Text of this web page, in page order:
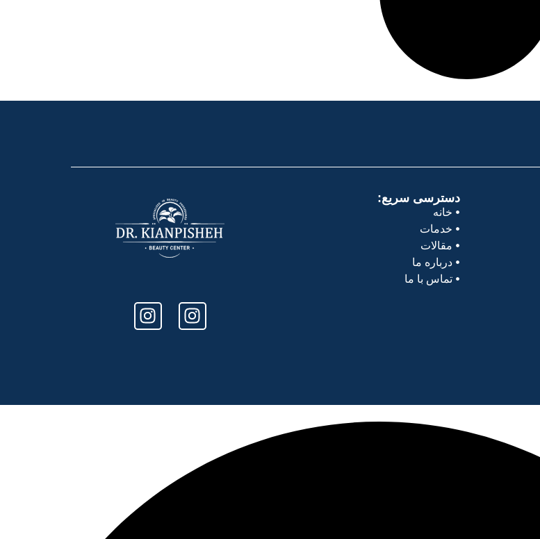
دسترسی سریع:
خانه
خدمات
مقالات
درباره ما
تماس با ما